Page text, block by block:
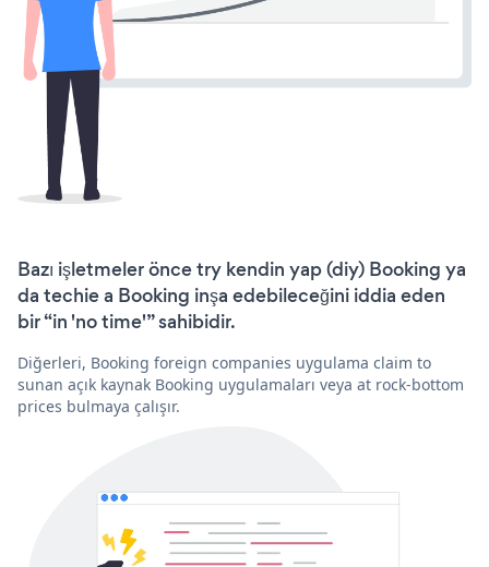
Bazı işletmeler önce try kendin yap (diy) Booking ya
da techie a Booking inşa edebileceğini iddia eden
bir “in 'no time'” sahibidir.
Diğerleri, Booking foreign companies uygulama claim to
sunan açık kaynak Booking uygulamaları veya at rock-bottom
prices bulmaya çalışır.